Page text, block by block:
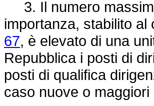
3. Il numero
importanza, stabilito
67, è elevato di una
Repubblica i posti di
posti di qualifica
caso nuove o